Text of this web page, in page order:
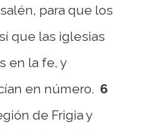
para que los
que las iglesias
en la fe, y
en número. 6
de Frigia y